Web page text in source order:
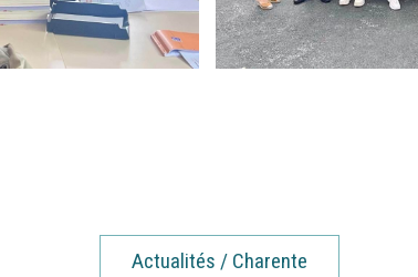
Actualités / Charente